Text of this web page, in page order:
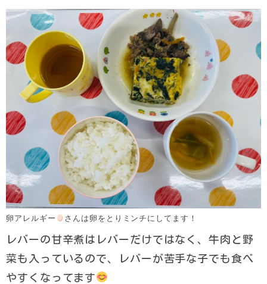
卵アレルギー さんは卵をとりミンチにしてます！
レバーの甘辛煮はレバーだけではなく、牛肉と野
菜も入っているので、レバーが苦手な子でも食べ
やすくなってます